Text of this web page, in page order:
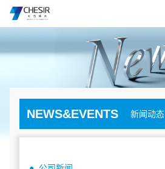
NEWS&EVENTS 新闻动态